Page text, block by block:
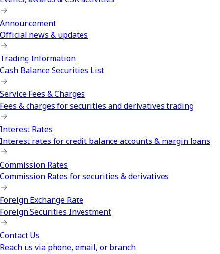
Announcement
Official news & updates
Trading Information
Cash Balance Securities List
Service Fees & Charges
Fees & charges for securities and derivatives trading
Interest Rates
Interest rates for credit balance accounts & margin loans
Commission Rates
Commission Rates for securities & derivatives
Foreign Exchange Rate
Foreign Securities Investment
Contact Us
Reach us via phone, email, or branch